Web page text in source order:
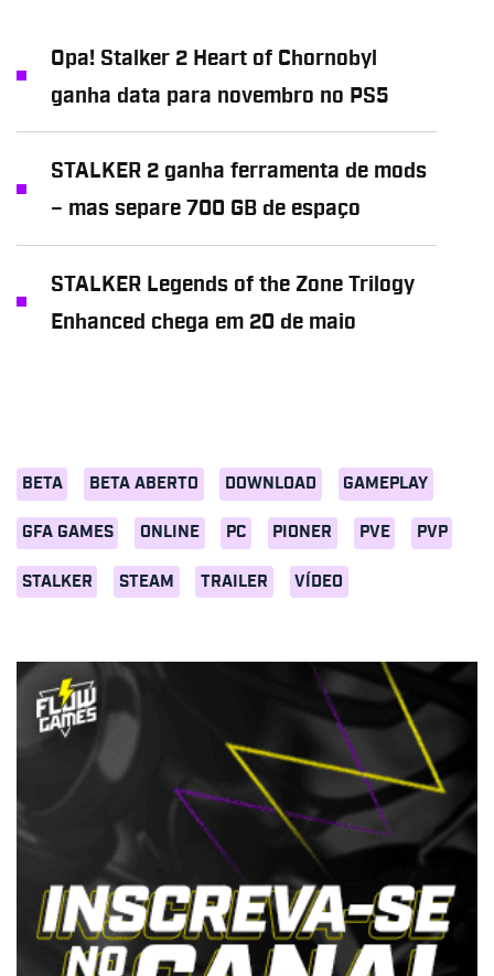
BETA BETA ABERTO DOWNLOAD GAMEPLAY
GFA GAMES ONLINE PC PIONER PVE PVP
STALKER STEAM TRAILER VÍDEO
Opa! Stalker 2 Heart of Chornobyl
ganha data para novembro no PS5
STALKER 2 ganha ferramenta de mods
– mas separe 700 GB de espaço
STALKER Legends of the Zone Trilogy
Enhanced chega em 20 de maio